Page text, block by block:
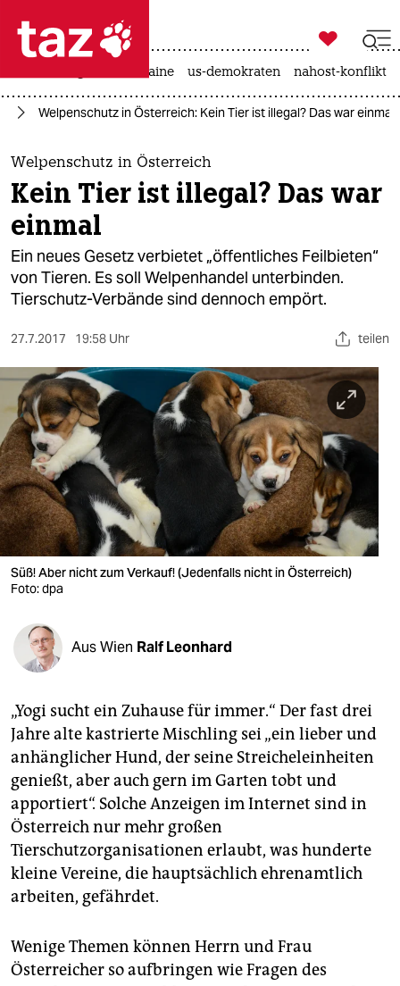
 taz zahl ich
taz zahl ich
themen
politik
öko
gesellschaft
sport
berlin
nord
wahrheit
verlag
verlag
veranstaltungen
shop
fragen & hilfe
unterstützen
abo
genossenschaft
epaper login

taz zahl ich
krieg in der ukraine us-demokraten nahost-konflikt
Welpenschutz in Österreich: Kein Tier ist illegal? Das war einmal
Welpenschutz in Österreich
Kein Tier ist illegal? Das war
einmal
Ein neues Gesetz verbietet „öffentliches Feilbieten“
von Tieren. Es soll Welpenhandel unterbinden.
Tierschutz-Verbände sind dennoch empört.
27.7.2017 19:58 Uhr teilen
Süß! Aber nicht zum Verkauf! (Jedenfalls nicht in Österreich)
Foto: dpa
Aus Wien Ralf Leonhard
„Yogi sucht ein Zuhause für immer.“ Der fast drei
Jahre alte kastrierte Mischling sei „ein lieber und
anhänglicher Hund, der seine Streicheleinheiten
genießt, aber auch gern im Garten tobt und
apportiert“. Solche Anzeigen im Internet sind in
Österreich nur mehr großen
Tierschutzorganisationen erlaubt, was hunderte
kleine Vereine, die hauptsächlich ehrenamtlich
arbeiten, gefährdet.
Wenige Themen können Herrn und Frau
Österreicher so aufbringen wie Fragen des